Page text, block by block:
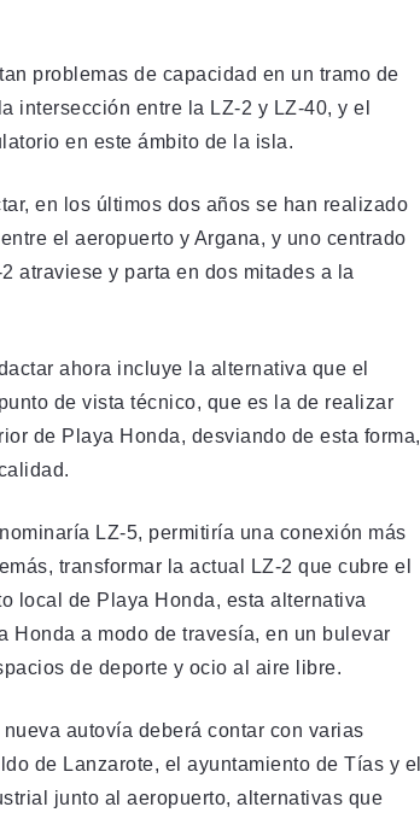
problemas de capacidad en un tramo de
intersección entre la LZ-2 y LZ-40, y el
en este ámbito de la isla.
en los últimos dos años se han realizado
el aeropuerto y Argana, y uno centrado
atraviese y parta en dos mitades a la
ahora incluye la alternativa que el
de vista técnico, que es la de realizar
de Playa Honda, desviando de esta forma,
LZ-5, permitiría una conexión más
transformar la actual LZ-2 que cubre el
local de Playa Honda, esta alternativa
Honda a modo de travesía, en un bulevar
de deporte y ocio al aire libre.
autovía deberá contar con varias
de Lanzarote, el ayuntamiento de Tías y
junto al aeropuerto, alternativas que